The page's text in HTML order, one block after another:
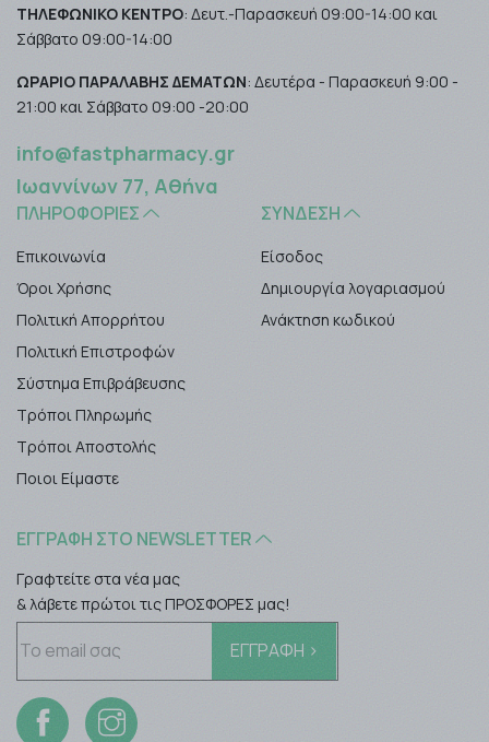
ΤΗΛΕΦΩΝΙΚΟ ΚΕΝΤΡΟ: Δευτ.-Παρασκευή 09:00-14:00 και
Σάββατο 09:00-14:00
ΩΡΑΡΙΟ ΠΑΡΑΛΑΒΗΣ ΔΕΜΑΤΩΝ: Δευτέρα - Παρασκευή 9:00 -
21:00 και Σάββατο 09:00 -20:00
info@fastpharmacy.gr
Ιωαννίνων 77, Αθήνα
ΠΛΗΡΟΦΟΡΊΕΣ
Επικοινωνία
Όροι Χρήσης
Πολιτική Απορρήτου
Πολιτική Επιστροφών
Σύστημα Επιβράβευσης
Τρόποι Πληρωμής
Τρόποι Αποστολής
Ποιοι Είμαστε
ΣΎΝΔΕΣΗ
Είσοδος
Δημιουργία λογαριασμού
Ανάκτηση κωδικού
ΕΓΓΡΑΦΉ ΣΤΟ NEWSLETTER
Γραφτείτε στα νέα μας
& λάβετε πρώτοι τις ΠΡΟΣΦΟΡΕΣ μας!